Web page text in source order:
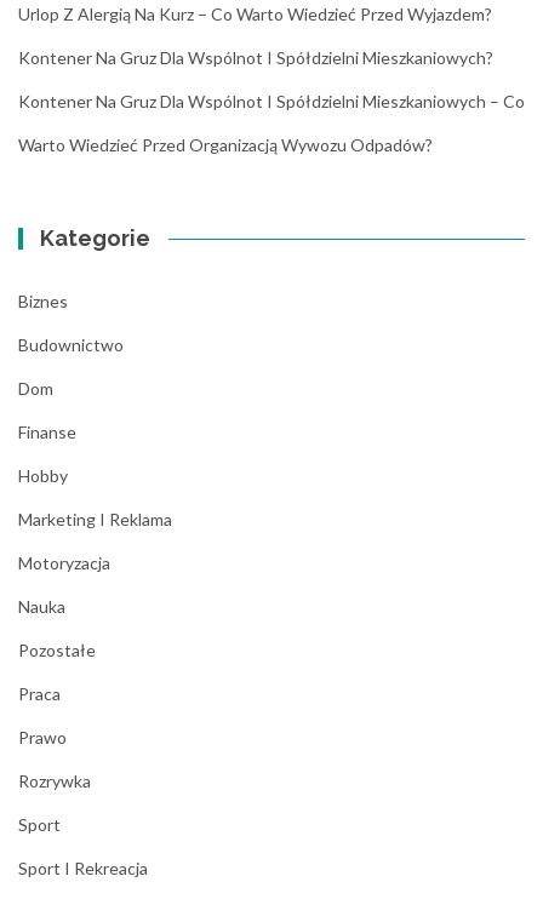
Urlop Z Alergią Na Kurz – Co Warto Wiedzieć Przed Wyjazdem?
Kontener Na Gruz Dla Wspólnot I Spółdzielni Mieszkaniowych?
Kontener Na Gruz Dla Wspólnot I Spółdzielni Mieszkaniowych – Co
Warto Wiedzieć Przed Organizacją Wywozu Odpadów?
Kategorie
Biznes
Budownictwo
Dom
Finanse
Hobby
Marketing I Reklama
Motoryzacja
Nauka
Pozostałe
Praca
Prawo
Rozrywka
Sport
Sport I Rekreacja